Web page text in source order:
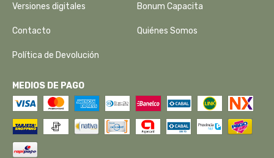
Versiones digitales Bonum Capacita
Contacto Quiénes Somos
Política de Devolución
MEDIOS DE PAGO